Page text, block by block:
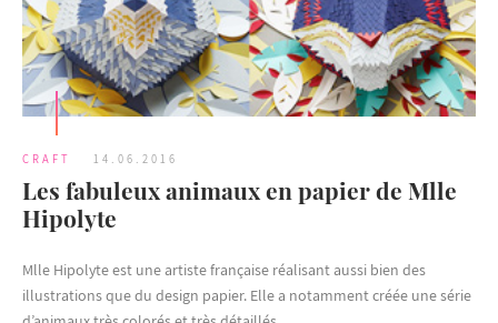
CRAFT 14.06.2016
Les fabuleux animaux en papier de Mlle
Hipolyte
Mlle Hipolyte est une artiste française réalisant aussi bien des
illustrations que du design papier. Elle a notamment créée une série